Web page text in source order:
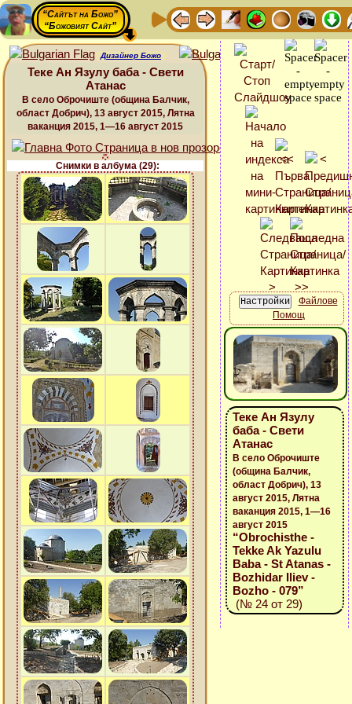
“Сайтът на Божо”
“Божовият Сайт”
Дизайнер Божо
Теке Ан Язулу баба - Свети
Атанас
В село Оброчиште (община Балчик,
област Добрич), 13 август 2015, Лятна
ваканция 2015, 1—16 август 2015
Снимки в албума (29):
Файлове
Помощ
Теке Ан Язулу
баба - Свети
Атанас
В село Оброчиште
(община Балчик,
област Добрич), 13
август 2015, Лятна
ваканция 2015, 1—16
август 2015
“Obrochisthe -
Tekke Ak Yazulu
Baba - St Atanas -
Bozhidar Iliev -
Bozho - 079”
(№ 24 от 29)